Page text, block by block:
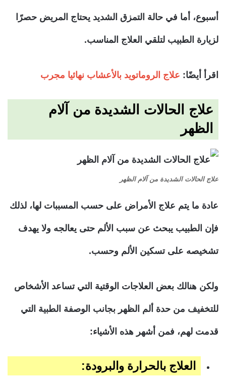
أسبوع، أما في حالة التمزق الشديد يحتاج المريض حصرًا
لزيارة الطبيب لتلقي العلاج المناسب.
اقرأ أيضًا: علاج الروماتويد بالأعشاب نهائيا مجرب
علاج الحالات الشديدة من آلام
الظهر
علاج الحالات الشديدة من آلام الظهر
عادة ما يتم علاج الأمراض على حسب المسببات لها، لذلك
فإن الطبيب يبحث عن سبب الألم حتى يعالجه ولا يهدف
تشخيصه على تسكين الألم وحسب.
ولكن هنالك بعض العلاجات الوقتية التي تساعد الأشخاص
للتخفيف من حدة ألم الظهر بجانب الوصفة الطبية التي
قدمت لهم، فمن أشهر هذه الأشياء:
العلاج بالحرارة والبرودة: